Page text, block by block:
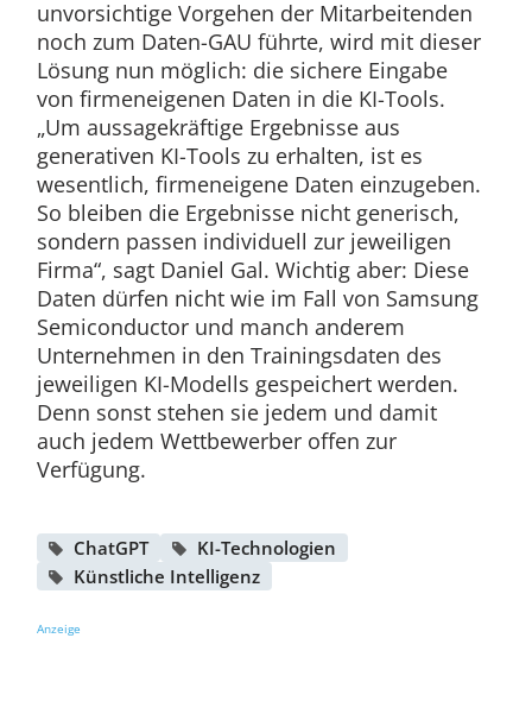
unvorsichtige Vorgehen der Mitarbeitenden
noch zum Daten-GAU führte, wird mit dieser
Lösung nun möglich: die sichere Eingabe
von firmeneigenen Daten in die KI-Tools.
„Um aussagekräftige Ergebnisse aus
generativen KI-Tools zu erhalten, ist es
wesentlich, firmeneigene Daten einzugeben.
So bleiben die Ergebnisse nicht generisch,
sondern passen individuell zur jeweiligen
Firma“, sagt Daniel Gal. Wichtig aber: Diese
Daten dürfen nicht wie im Fall von Samsung
Semiconductor und manch anderem
Unternehmen in den Trainingsdaten des
jeweiligen KI-Modells gespeichert werden.
Denn sonst stehen sie jedem und damit
auch jedem Wettbewerber offen zur
Verfügung.
ChatGPT
KI-Technologien
Künstliche Intelligenz
Anzeige